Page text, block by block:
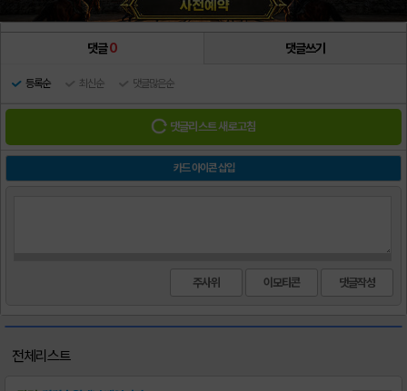
댓글0 댓글쓰기
등록순 최신순 댓글많은순
댓글리스트 새로고침
카드 아이콘 삽입
주사위 이모티콘
전체리스트